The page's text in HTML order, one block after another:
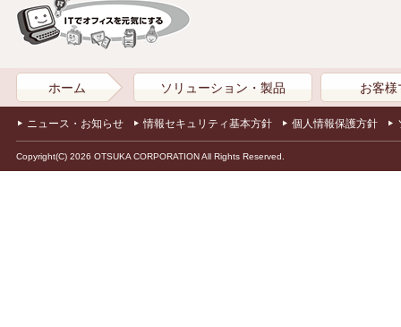
ホーム ソリューション・製品 お客様
ニュース・お知らせ 情報セキュリティ基本方針 個人情報保護方針
Copyright(C) 2026 OTSUKA CORPORATION All Rights Reserved.